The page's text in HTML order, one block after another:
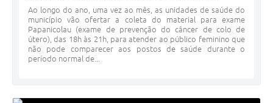
Ao longo do ano, uma vez ao mês, as unidades de saúde do
município vão ofertar a coleta do material para exame
Papanicolau (exame de prevenção do câncer de colo de
útero), das 18h às 21h, para atender ao público feminino que
não pode comparecer aos postos de saúde durante o
período normal de...